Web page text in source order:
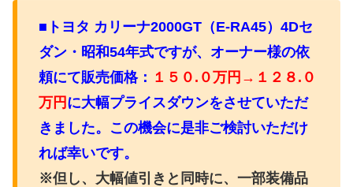
■トヨタ カリーナ2000GT（E-RA45）4Dセ
ダン・昭和54年式ですが、オーナー様の依
頼にて販売価格： １５０.０万円→１２８.０
万円 に大幅プライスダウンをさせていただ
きました。この機会に是非ご検討いただけ
れば幸いです。
※但し、大幅値引きと同時に、一部装備品